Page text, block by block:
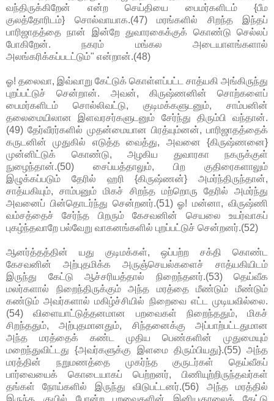
வந்திருக்கிறேன் என்ற செய்தியை பைமர்களிடம் {பீம
குலத்தோரிடம்} சொல்வாயாக.(47) மரங்களில் சிறந்த இந்தப்
பாரிஜாதத்தை நான் இன்றே துவாரகைக்குக் கொண்டு செல்லப்
போகிறேன். நகரம் மங்கல அடையாளங்களால்
அலங்கரிக்கப்படட்டும்" என்றான்.(48)
ஓ! தலைவா, இவ்வாறு கேட்டுக் கொள்ளப்பட்ட சாத்யகி அங்கிருந்து
புறப்பட்டுச் சென்றான். அவன், கிருஷ்ணனின் சொற்களைப்
பைமர்களிடம் சொல்லிவட்டு, குடிமக்களுடனும், சாம்பனின்
தலைமையிலான இளவரசர்களுடனும் சேர்ந்து திரும்பி வந்தான்.
(49) தேர்வீரர்களில் முதன்மையான பிரத்யும்னன், பாரிஜாதத்தைக்
கருடனின் முதுகில் எடுத்த வைத்து, அவனை {கிருஷ்ணனை}
முன்னிட்டுக் கொண்டு, அழகிய துவாரகா நகருக்குள்
நுழைந்தான்.(50) சைப்யத்தாலும், பிற குதிரைகளாலும்
இழுக்கப்படும் தேரில் ஹரி {கிருஷ்ணன்} அமர்ந்திருந்தான்,
சாத்யகியும், சாம்பனும் மிகச் சிறந்த மற்றொரு தேரில் அமர்ந்து
அவனைப் பின்தொடர்ந்து சென்றனர்.(51) ஓ! மன்னா, விருஷ்ணி
வம்சத்தைச் சேர்ந்த பிறரும் கேசவனின் செயலை உயர்வாகப்
புகழ்ந்தவாறே பல்வேறு வாகனங்களில் புறப்பட்டுச் சென்றனர்.(52)
ஆனர்த்தத்தின் யது குடிமக்கள், ஒப்பற்ற சக்தி கொண்ட
கேசவனின் அற்புதமிக்க அருஞ்செயல்களைச் சாத்யகியிடம்
இருந்து கேட்டு ஆச்சரியத்தால் நிறைந்தனர்.(53) தெய்வீக
மலர்களால் நிறைந்திருக்கும் அந்த மரத்தை மீண்டும் மீண்டும்
கண்டும் அவர்களால் மகிழ்ச்சியில் நிறைவை எட்ட முடியவில்லை.
(54) விளையாட்டுத்தனமான பறவைகள் நிறைந்ததும், மிகச்
சிறந்ததும், அற்புதமானதும், சிந்தனைக்கு அப்பாற்பட்டதுமான
அந்த மரத்தைக் கண்ட முதிய பெண்களின் முதுமையும்
மறைந்துவிட்டது {அவர்களுக்கு இளமை திரும்பியது}.(55) அந்த
மரத்தின் நறுமணத்தை முகர்ந்த குருடர்கள் தெய்வீகப்
பார்வையைக் கொடையாகப் பெற்றனர், பிணியுற்றிருந்தவர்கள்
தங்கள் நோய்களில் இருந்து விடுபட்டனர்.(56) அந்த மரத்தில்
இருந்த குயில் போன்ற பறவைகளின் இனியகுரலைக் கேட்டு